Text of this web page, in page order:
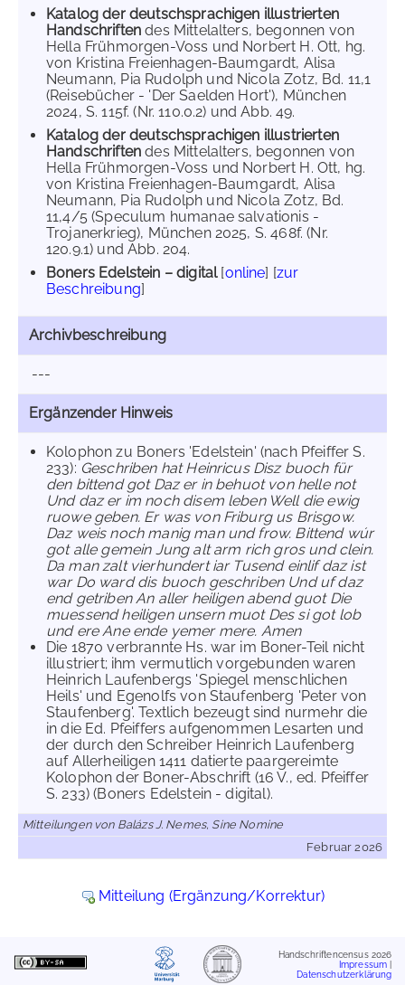
Katalog der deutschsprachigen illustrierten
Handschriften des Mittelalters, begonnen von
Hella Frühmorgen-Voss und Norbert H. Ott, hg.
von Kristina Freienhagen-Baumgardt, Alisa
Neumann, Pia Rudolph und Nicola Zotz, Bd. 11,1
(Reisebücher - 'Der Saelden Hort'), München
2024, S. 115f. (Nr. 110.0.2) und Abb. 49.
Katalog der deutschsprachigen illustrierten
Handschriften des Mittelalters, begonnen von
Hella Frühmorgen-Voss und Norbert H. Ott, hg.
von Kristina Freienhagen-Baumgardt, Alisa
Neumann, Pia Rudolph und Nicola Zotz, Bd.
11,4/5 (Speculum humanae salvationis -
Trojanerkrieg), München 2025, S. 468f. (Nr.
120.9.1) und Abb. 204.
Boners Edelstein – digital[online] [zur
Beschreibung]
Archivbeschreibung
---
Ergänzender Hinweis
Kolophon zu Boners 'Edelstein' (nach Pfeiffer S.
233): Geschriben hat Heinricus Disz buoch für
den bittend got Daz er in behuot von helle not
Und daz er im noch disem leben Well die ewig
ruowe geben. Er was von Friburg us Brisgow.
Daz weis noch manig man und frow. Bittend wúr
got alle gemein Jung alt arm rich gros und clein.
Da man zalt vierhundert iar Tusend einlif daz ist
war Do ward dis buoch geschriben Und uf daz
end getriben An aller heiligen abend guot Die
muessend heiligen unsern muot Des si got lob
und ere Ane ende yemer mere. Amen
Die 1870 verbrannte Hs. war im Boner-Teil nicht
illustriert; ihm vermutlich vorgebunden waren
Heinrich Laufenbergs 'Spiegel menschlichen
Heils' und Egenolfs von Staufenberg 'Peter von
Staufenberg'. Textlich bezeugt sind nurmehr die
in die Ed. Pfeiffers aufgenommen Lesarten und
der durch den Schreiber Heinrich Laufenberg
auf Allerheiligen 1411 datierte paargereimte
Kolophon der Boner-Abschrift (16 V., ed. Pfeiffer
S. 233) (Boners Edelstein - digital).
Mitteilungen von Balázs J. Nemes, Sine Nomine
Februar 2026
Mitteilung (Ergänzung/Korrektur)
Handschriftencensus 2026
Impressum
Datenschutzerklärung